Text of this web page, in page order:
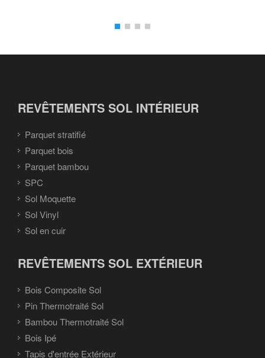
REVÊTEMENTS SOL INTÉRIEUR
Parquet stratifié
Parquet bois
Parquet bambou
SPC
Sol Moquette
Sol Vinyl
Sol en cuir
REVÊTEMENTS SOL EXTÉRIEUR
Bois Composite Sol
Pin Thermotraité Sol
Bambou Thermotraité Sol
Bois Ipé
Tapis d'entrée Extérieur